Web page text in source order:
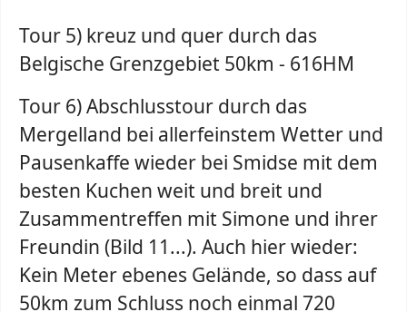
Tour 5) kreuz und quer durch das
Belgische Grenzgebiet 50km - 616HM
Tour 6) Abschlusstour durch das
Mergelland bei allerfeinstem Wetter und
Pausenkaffe wieder bei Smidse mit dem
besten Kuchen weit und breit und
Zusammentreffen mit Simone und ihrer
Freundin (Bild 11...). Auch hier wieder:
Kein Meter ebenes Gelände, so dass auf
50km zum Schluss noch einmal 720